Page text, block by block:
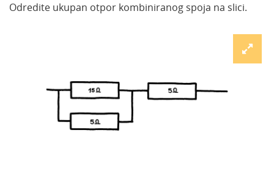
Odredite ukupan otpor kombiniranog spoja na slici.